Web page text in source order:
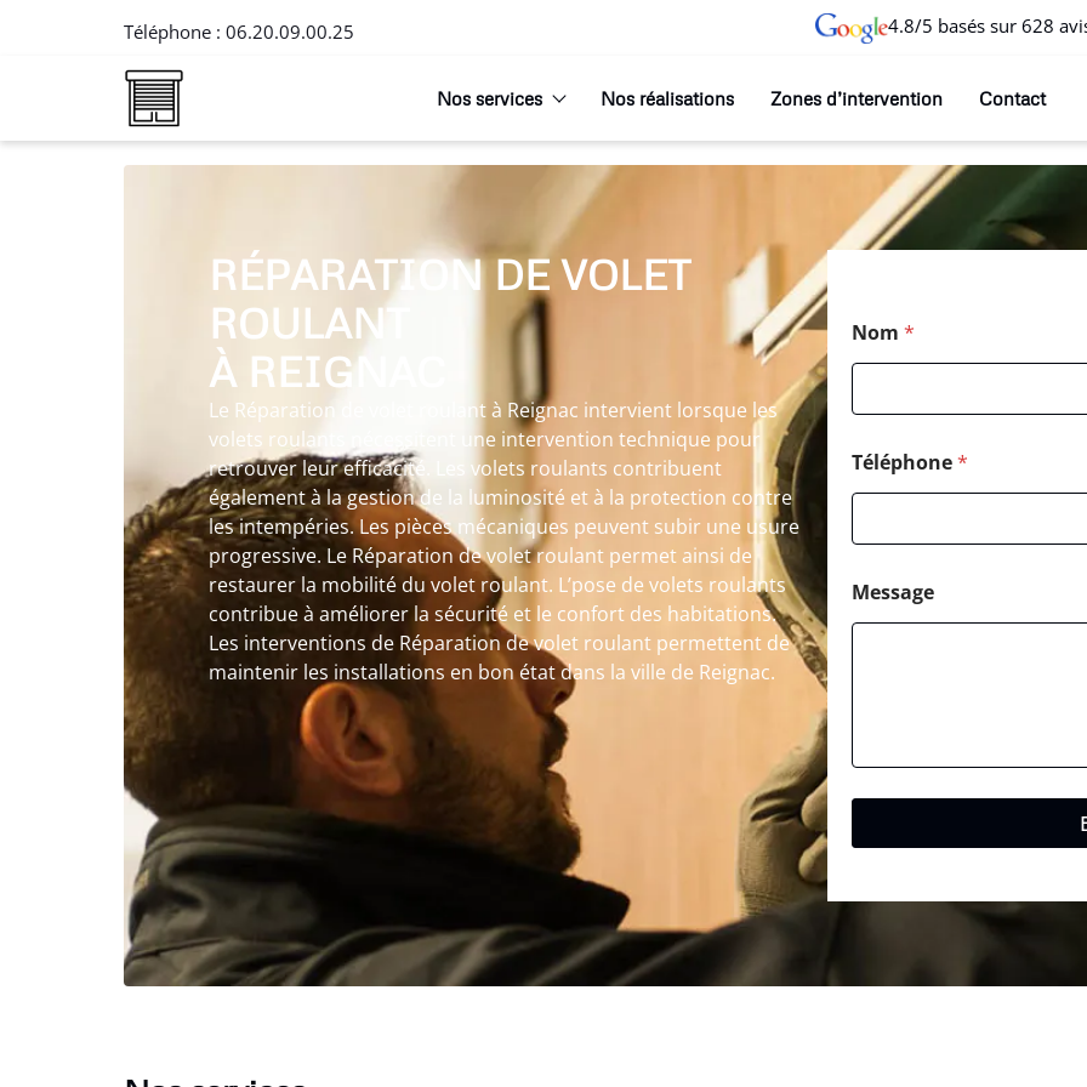
Téléphone : 06.20.09.00.25 4.8/5 basés sur 628
Nos services Nos réalisations Zones d’intervention Contact
RÉPARATION DE VOLET
ROULANT
À REIGNAC
Le Réparation de volet roulant à Reignac intervient lorsque les
volets roulants nécessitent une intervention technique pour
retrouver leur efficacité. Les volets roulants contribuent
également à la gestion de la luminosité et à la protection contre
les intempéries. Les pièces mécaniques peuvent subir une usure
progressive. Le Réparation de volet roulant permet ainsi de
restaurer la mobilité du volet roulant. L’pose de volets roulants
contribue à améliorer la sécurité et le confort des habitations.
Les interventions de Réparation de volet roulant permettent de
maintenir les installations en bon état dans la ville de Reignac.
Nom *
Téléphone*
Message